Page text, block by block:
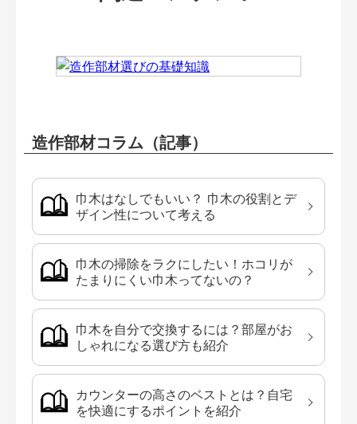
造作部材コラム（記事）
巾木はなしでもいい？ 巾木の役割とデ
ザイン性について考える
巾木の掃除をラクにしたい！ホコリが
たまりにくい巾木ってないの？
巾木を自分で交換するには？部屋がお
しゃれになる選び方も紹介
カウンターの高さのベストとは？自宅
を快適にするポイントを紹介